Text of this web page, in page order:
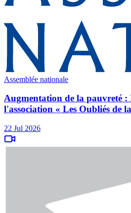
Assemblée nationale
Augmentation de la pauvreté :
l'association « Les Oubliés de
22 Jul 2026